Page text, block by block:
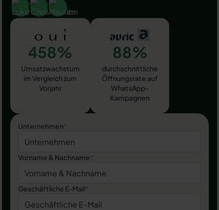
458%
Umsatzwachstum
im Vergleich zum
Vorjahr
88%
durchschnittliche
Öffnungsrate auf
WhatsApp-
Kampagnen
Unternehmen*
Vorname & Nachname*
Geschäftliche E-Mail*